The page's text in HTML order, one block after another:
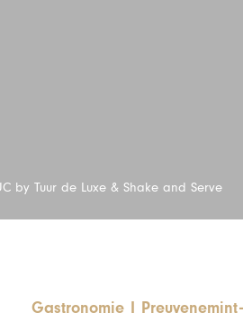
by Tuur de Luxe & Shake and Serve
Gastronomie Preuvenemint-